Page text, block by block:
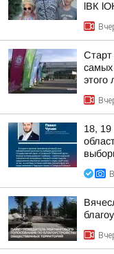
lВК
Старт
этого
18, 19